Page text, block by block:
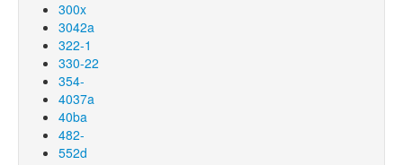
300x
3042a
322-1
330-22
354-
4037a
40ba
482-
552d